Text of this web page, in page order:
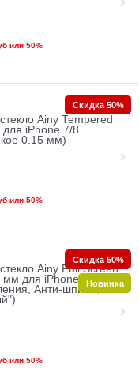
или 50%
Ainy Tempered
для iPhone 7/8
0.15 мм)
или 50%
Скидка 50%
Ainy Full Screen
мм для iPhone 7/8
Анти-шпион,
или 50%
Скидка 50%
Новинка